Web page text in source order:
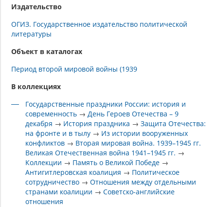
Издательство
ОГИЗ. Государственное издательство политической
литературы
Объект в каталогах
Период второй мировой войны (1939
В коллекциях
Государственные праздники России: история и
современность →День Героев Отечества – 9
декабря → История праздника →Защита Отечества:
на фронте и в тылу → Из истории вооруженных
конфликтов → Вторая мировая война. 1939–1945 гг.
Великая Отечественная война 1941–1945 гг. →
Коллекции → Память о Великой Победе →
Антигитлеровская коалиция → Политическое
сотрудничество →Отношения между отдельными
странами коалиции →Советско-английские
отношения